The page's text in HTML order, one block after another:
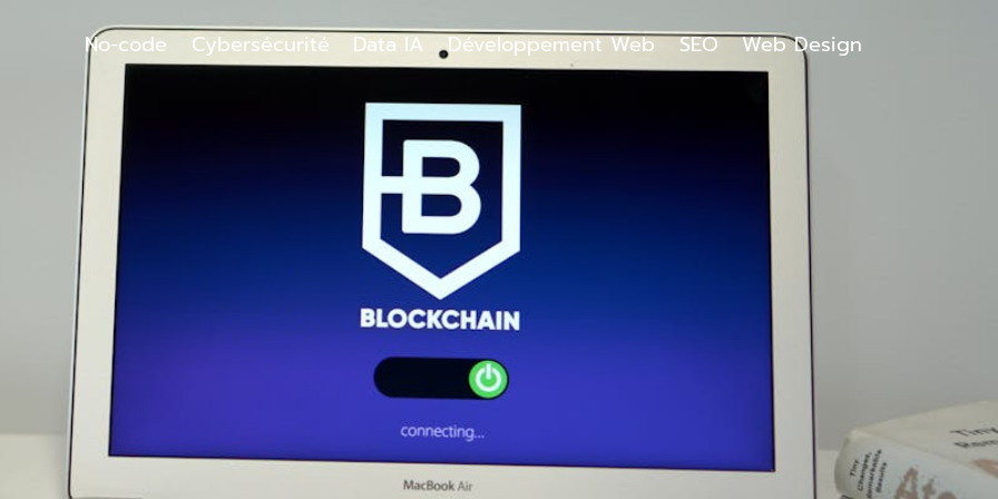
No-code Cybersécurité Data IA Développement Web SEO Web Design